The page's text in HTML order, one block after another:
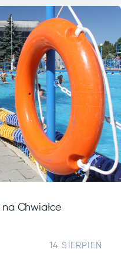
Chwiałce
14 SIERPIEŃ